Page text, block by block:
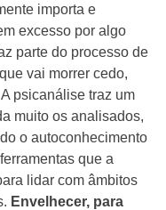
importa e
excesso por algo
parte do processo de
vai morrer cedo,
psicanálise traz um
muito os analisados,
o autoconhecimento
que a
lidar com âmbitos
Envelhecer, para